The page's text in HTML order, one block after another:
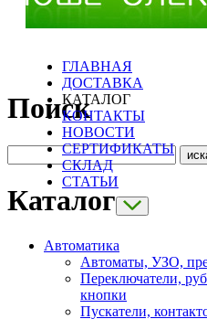
ГЛАВНАЯ
ДОСТАВКА
КАТАЛОГ
КОНТАКТЫ
НОВОСТИ
СЕРТИФИКАТЫ
СКЛАД
СТАТЬИ
Поиск
Каталог
Автоматика
Автоматы, УЗО,
Переключатели,
кнопки
Пускатели,